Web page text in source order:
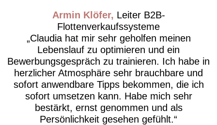
Armin Klöfer
Leiter B2B-
Flottenverkaufssysteme
Claudia hat mir sehr geholfen meinen
Lebenslauf zu optimieren und ein
Bewerbungsgespräch zu trainieren. Ich habe in
herzlicher Atmosphäre sehr brauchbare und
sofort anwendbare Tipps bekommen, die ich
sofort umsetzen kann. Habe mich sehr
bestärkt, ernst genommen und als
Persönlichkeit gesehen gefühlt.